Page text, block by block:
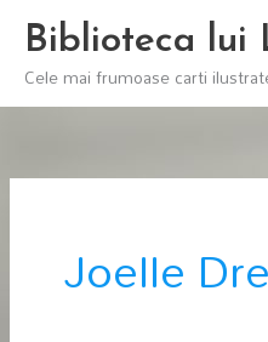
Skip
content
Biblioteca lui
Cele mai frumoase carti
Joelle